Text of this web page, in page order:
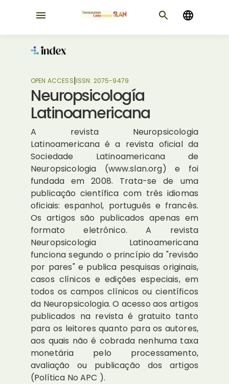
OPEN ACCESS|ISSN: 2075-9479
Neuropsicología
Latinoamericana
A revista Neuropsicologia
Latinoamericana é a revista oficial da
Sociedade Latinoamericana de
Neuropsicologia (www.slan.org) e foi
fundada em 2008. Trata-se de uma
publicação científica com três idiomas
oficiais: espanhol, português e francês.
Os artigos são publicados apenas em
formato eletrônico. A revista
Neuropsicologia Latinoamericana
funciona segundo o princípio da "revisão
por pares" e publica pesquisas originais,
casos clínicos e edições especiais, em
todos os campos clínicos ou científicos
da Neuropsicologia. O acesso aos artigos
publicados na revista é gratuito tanto
para os leitores quanto para os autores,
aos quais não é cobrada nenhuma taxa
monetária pelo processamento,
avaliação ou publicação dos artigos
(Política No APC ).